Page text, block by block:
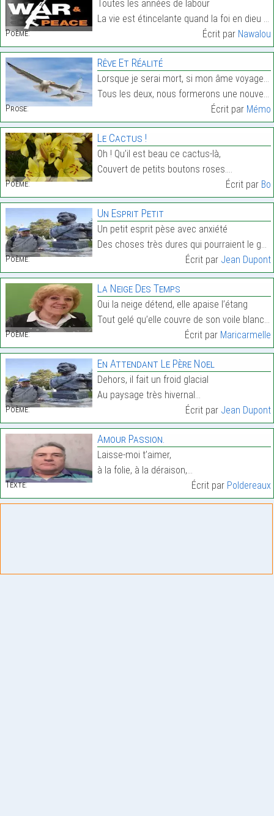
Poème:
Toutes les années de labour
La vie est étincelante quand la foi en dieu est gr…
Écrit par Nawalou
Prose:
Rêve Et Réalité
Lorsque je serai mort, si mon âme voyage à travers
Tous les deux, nous formerons une nouvelle étoile,…
Écrit par Mémo
Poème:
Le Cactus !
Oh ! Qu’il est beau ce cactus-là,
Couvert de petits boutons roses.…
Écrit par Bo
Poème:
Un Esprit Petit
Un petit esprit pèse avec anxiété
Des choses très dures qui pourraient le gêner…
Écrit par Jean Dupont
Poème:
La Neige Des Temps
Oui la neige détend, elle apaise l’étang
Tout gelé qu’elle couvre de son voile blanc.…
Écrit par Maricarmelle
Poème:
En Attendant Le Père Noel
Dehors, il fait un froid glacial
Au paysage très hivernal…
Écrit par Jean Dupont
Texte:
Amour Passion.
Laisse-moi t’aimer,
à la folie, à la déraison,…
Écrit par Poldereaux